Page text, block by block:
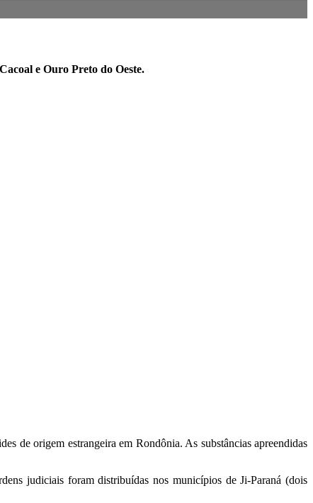
e Ouro Preto do Oeste.
de origem estrangeira em Rondônia. As substâncias apreendidas
judiciais foram distribuídas nos municípios de Ji-Paraná (dois